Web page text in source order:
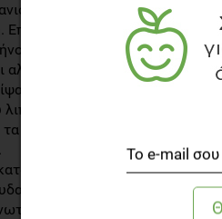
δημιουργεί έντονο και
Επίσης μπορούμε να βάζουμε
τα να λιώσουν αργά.
αλατισμένοι ξηροί καρποί,
που προκαλούν.
τρόφιμα και γεύματα,
πολύ λιπαρά γεύματα
τη διάρκεια του ταξιδιού
τρόφιμα, τα
Προτιμάμε ένα